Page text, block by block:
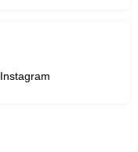
Instagram